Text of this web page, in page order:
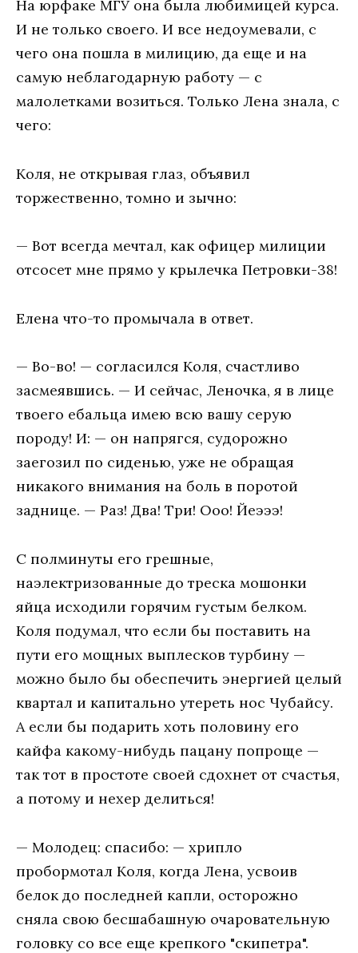
На юрфаке МГУ она была любимицей курса.
И не только своего. И все недоумевали, с
чего она пошла в милицию, да еще и на
самую неблагодарную работу — с
малолетками возиться. Только Лена знала, с
чего:
Коля, не открывая глаз, объявил
торжественно, томно и зычно:
— Вот всегда мечтал, как офицер милиции
отсосет мне прямо у крылечка Петровки-38!
Елена что-то промычала в ответ.
— Во-во! — согласился Коля, счастливо
засмеявшись. — И сейчас, Леночка, я в лице
твоего ебальца имею всю вашу серую
породу! И: — он напрягся, судорожно
заегозил по сиденью, уже не обращая
никакого внимания на боль в поротой
заднице. — Раз! Два! Три! Ооо! Йеэээ!
С полминуты его грешные,
наэлектризованные до треска мошонки
яйца исходили горячим густым белком.
Коля подумал, что если бы поставить на
пути его мощных выплесков турбину —
можно было бы обеспечить энергией целый
квартал и капитально утереть нос Чубайсу.
А если бы подарить хоть половину его
кайфа какому-нибудь пацану попроще —
так тот в простоте своей сдохнет от счастья,
а потому и нехер делиться!
— Молодец: спасибо: — хрипло
пробормотал Коля, когда Лена, усвоив
белок до последней капли, осторожно
сняла свою бесшабашную очаровательную
головку со все еще крепкого "скипетра".